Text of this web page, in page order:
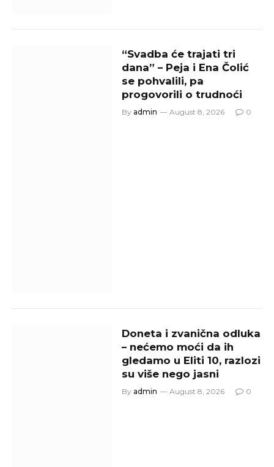
“Svadba će trajati tri
dana” – Peja i Ena Čolić
se pohvalili, pa
progovorili o trudnoći
By admin August 8, 2026 0
Doneta i zvanična odluka
– nećemo moći da ih
gledamo u Eliti 10, razlozi
su više nego jasni
By admin August 8, 2026 0